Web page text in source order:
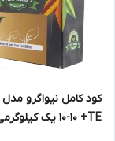
10-10 +TE یک کیلوگرمی